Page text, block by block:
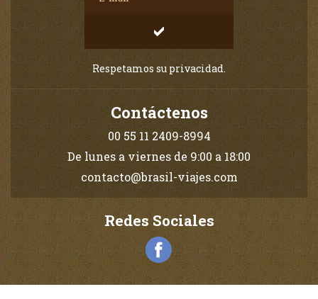
Respetamos su privacidad.
Contáctenos
00 55 11 2409-8994
De lunes a viernes de 9:00 a 18:00
contacto@brasil-viajes.com
Redes Sociales